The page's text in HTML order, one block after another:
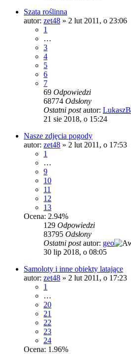
Szata roślinna
autor: zet48 » 2 lut 2011, o 23:06
1
…
3
4
5
6
7
69 Odpowiedzi
68774 Odsłony
Ostatni postautor: LukaszB
21 sie 2018, o 15:24
Nasze zdjęcia pogody
autor: zet48 » 2 lut 2011, o 17:53
1
…
9
10
11
12
13
Ocena: 2.94%
129 Odpowiedzi
83795 Odsłony
Ostatni postautor: geo
30 lip 2018, o 08:05
Samoloty i inne obiekty latające
autor: zet48 » 2 lut 2011, o 17:23
1
…
20
21
22
23
24
Ocena: 1.96%